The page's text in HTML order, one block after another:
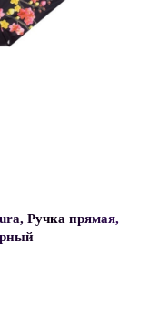
Ручка прямая,